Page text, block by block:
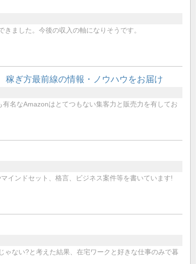
ました。今後の収入の軸になりそうです。
稼ぎ方最前線の情報・ノウハウをお届け
名なAmazonはとてつもない集客力と販売力を有してお
インドセット、格言、ビジネス案件等を書いています!
ない?と考えた結果、在宅ワークと好きな仕事のみで暮